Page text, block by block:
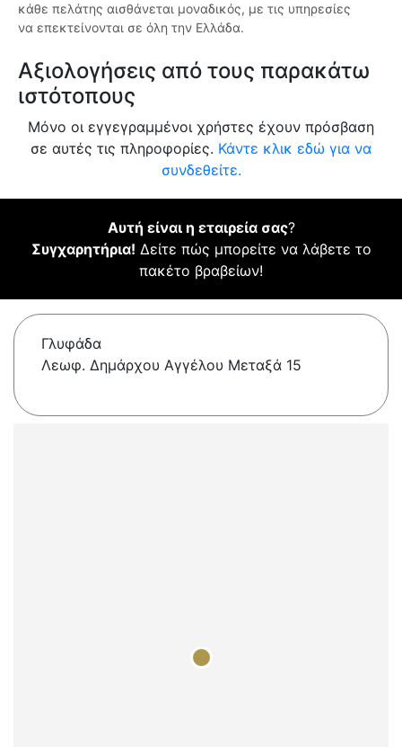
κάθε πελάτης αισθάνεται μοναδικός, με τις υπηρεσίες
να επεκτείνονται σε όλη την Ελλάδα.
Αξιολογήσεις από τους παρακάτω
ιστότοπους
Μόνο οι εγγεγραμμένοι χρήστες έχουν πρόσβαση
σε αυτές τις πληροφορίες. Κάντε κλικ εδώ για να
συνδεθείτε.
Αυτή είναι η εταιρεία σας?
Συγχαρητήρια! Δείτε πώς μπορείτε να λάβετε το
πακέτο βραβείων!
Γλυφάδα
Λεωφ. Δημάρχου Αγγέλου Μεταξά 15